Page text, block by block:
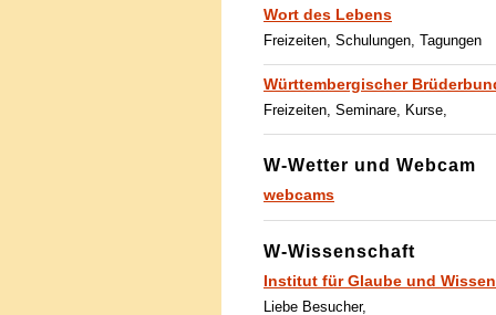
Wort des Lebens
Freizeiten, Schulungen, Tagungen
Württembergischer
Freizeiten, Seminare, Kurse,
W-Wetter und Webcam
webcams
W-Wissenschaft
Institut für Glaube und
Liebe Besucher,